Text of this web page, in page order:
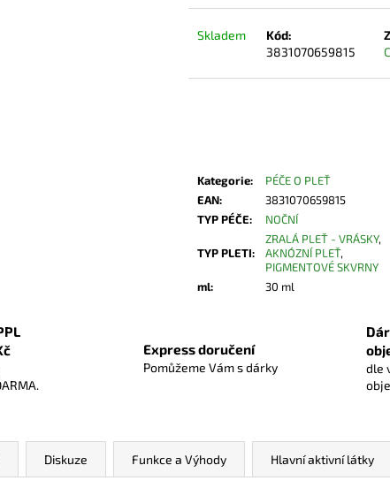
Skladem
Kód:
3831070659815
Kategorie:
PÉČE O PLEŤ
EAN:
3831070659815
TYP PÉČE: NOČNÍ
TYP PLETI:
ZRALÁ PLEŤ - VRÁSKY,
AKNÓZNÍ PLEŤ,
PIGMENTOVÉ SKVRNY
ml: 30 ml
Express doručení
Pomůžeme Vám s dárky
dle
Diskuze Funkce a Výhody Hlavní aktivní látky